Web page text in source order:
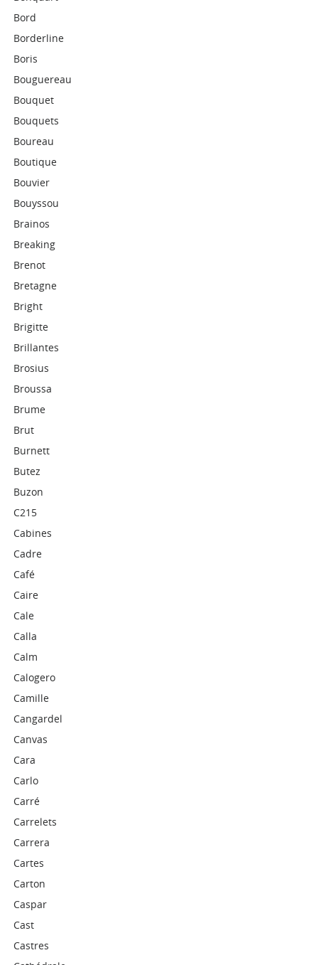
Bord
Borderline
Boris
Bouguereau
Bouquet
Bouquets
Boureau
Boutique
Bouvier
Bouyssou
Brainos
Breaking
Brenot
Bretagne
Bright
Brigitte
Brillantes
Brosius
Broussa
Brume
Brut
Burnett
Butez
Buzon
C215
Cabines
Cadre
Café
Caire
Cale
Calla
Calm
Calogero
Camille
Cangardel
Canvas
Cara
Carlo
Carré
Carrelets
Carrera
Cartes
Carton
Caspar
Cast
Castres